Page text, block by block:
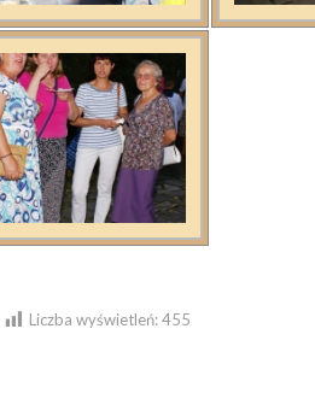
Liczba wyświetleń:455